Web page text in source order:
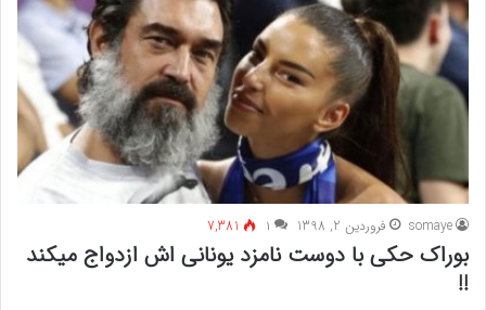
somaye فروردین 2, 1398 ۱ 7,381
بوراک حکی با دوست نامزد یونانی اش ازدواج میکند
!!